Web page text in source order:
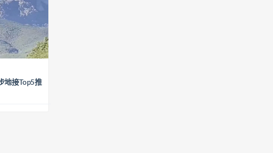
地接Top5推